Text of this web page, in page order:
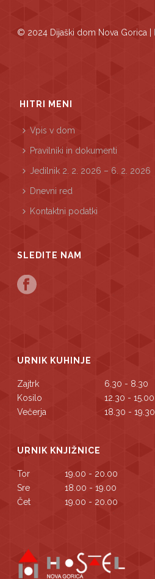
© 2024 Dijaški dom Nova Gorica |
HITRI MENI
Vpis v dom
Pravilniki in dokumenti
Jedilnik 2. 2. 2026 – 6. 2. 2026
Dnevni red
Kontaktni podatki
SLEDITE NAM
URNIK KUHINJE
Zajtrk
6.30 - 8.30
Kosilo
12.30 - 15.00
Večerja
18.30 - 19.30
URNIK KNJIŽNICE
Tor
19.00 - 20.00
Sre
18.00 - 19.00
Čet
19.00 - 20.00